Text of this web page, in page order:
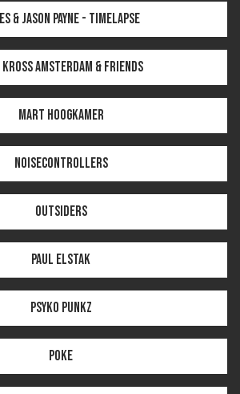
& Jason Payne - Timelapse
Amsterdam & Friends
Mart Hoogkamer
Noisecontrollers
Outsiders
Paul Elstak
Psyko Punkz
Poke